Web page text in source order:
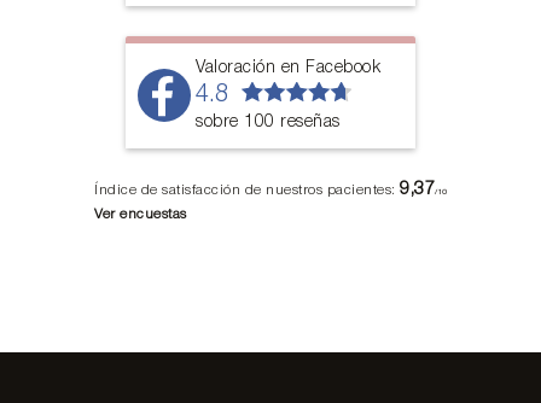
Valoración en Facebook
4.8
sobre 100 reseñas
Índice de satisfacción de nuestros pacientes:9,37/10
Ver encuestas